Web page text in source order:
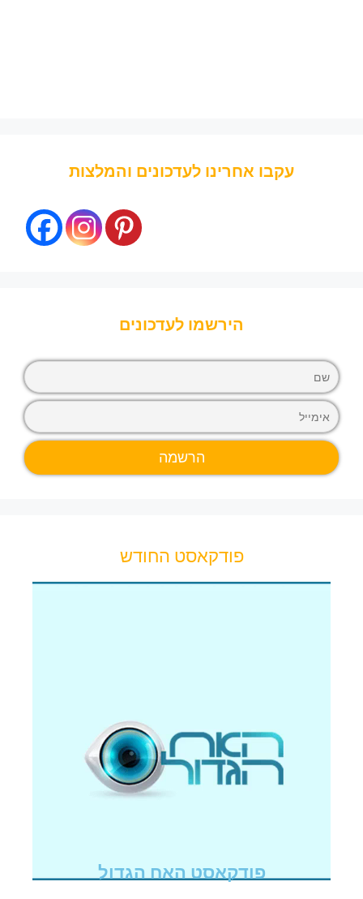
עקבו אחרינו לעדכונים והמלצות
הירשמו לעדכונים
פודקאסט החודש
פודקאסט האח הגדול